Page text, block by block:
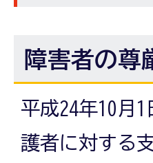
障害者の尊
平成24年10月
護者に対する